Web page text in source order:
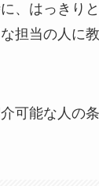
、はっきり
担当の人に
可能な人の